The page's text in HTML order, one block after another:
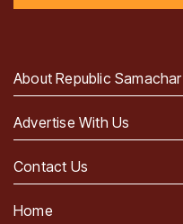
About Republic Samachar
Advertise With Us
Contact Us
Home